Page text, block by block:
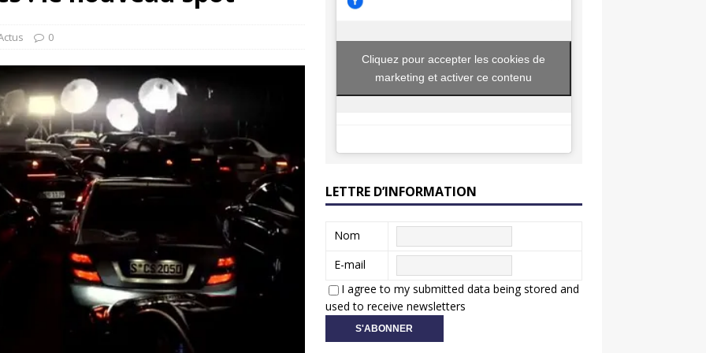
Honda dévoile un spot publicitaire… confiné!
0
Cliquez pour accepter les cookies de
marketing et activer ce contenu
LETTRE D’INFORMATION
Nom
E-mail
I agree to my submitted data being stored and
used to receive newsletters